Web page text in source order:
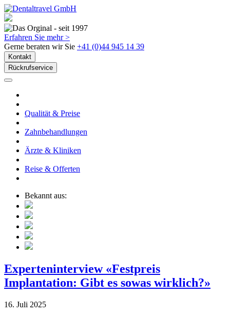
Erfahren Sie mehr >
Gerne beraten wir Sie +41 (0)44 945 14 39
Kontakt
Rückrufservice
Qualität & Preise
Zahnbehandlungen
Ärzte & Kliniken
Reise & Offerten
Bekannt aus:
Experteninterview «Festpreis
Implantation: Gibt es sowas wirklich?»
16. Juli 2025